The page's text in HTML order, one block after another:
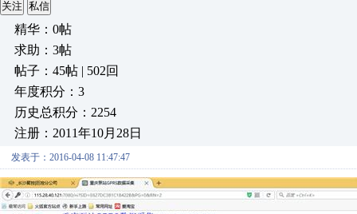
关注 私信
精华：0帖
求助：3帖
帖子：45帖 | 502回
年度积分：3
历史总积分：2254
注册：2011年10月28日
发表于：2016-04-08 11:47:47